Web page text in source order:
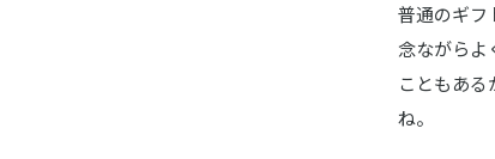
普通のギフ
念ながらよ
こともあ
ね。